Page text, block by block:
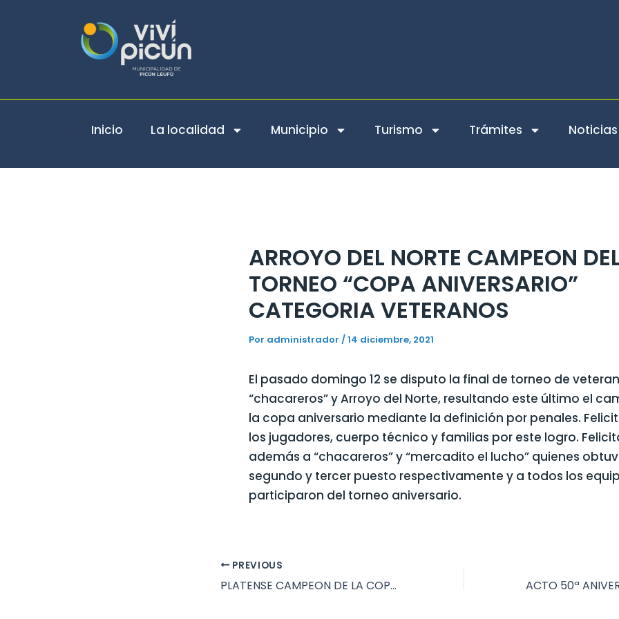
Inicio La localidad Municipio Turismo Trámites Noticias
ARROYO DEL NORTE CAMPEON
TORNEO “COPA ANIVERSARIO”
CATEGORIA VETERANOS
Por administrador /14 diciembre, 2021
El pasado domingo 12 se disputo la final de torneo de
“chacareros” y Arroyo del Norte, resultando este último el
la copa aniversario mediante la definición por penales.
los jugadores, cuerpo técnico y familias por este logro.
además a “chacareros” y “mercadito el lucho” quienes
segundo y tercer puesto respectivamente y a todos los
participaron del torneo aniversario.
PREVIOUS
PLATENSE CAMPEON DE LA COPA 50° ANIVERSARIO